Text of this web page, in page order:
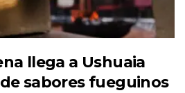
llega a Ushuaia
sabores fueguinos